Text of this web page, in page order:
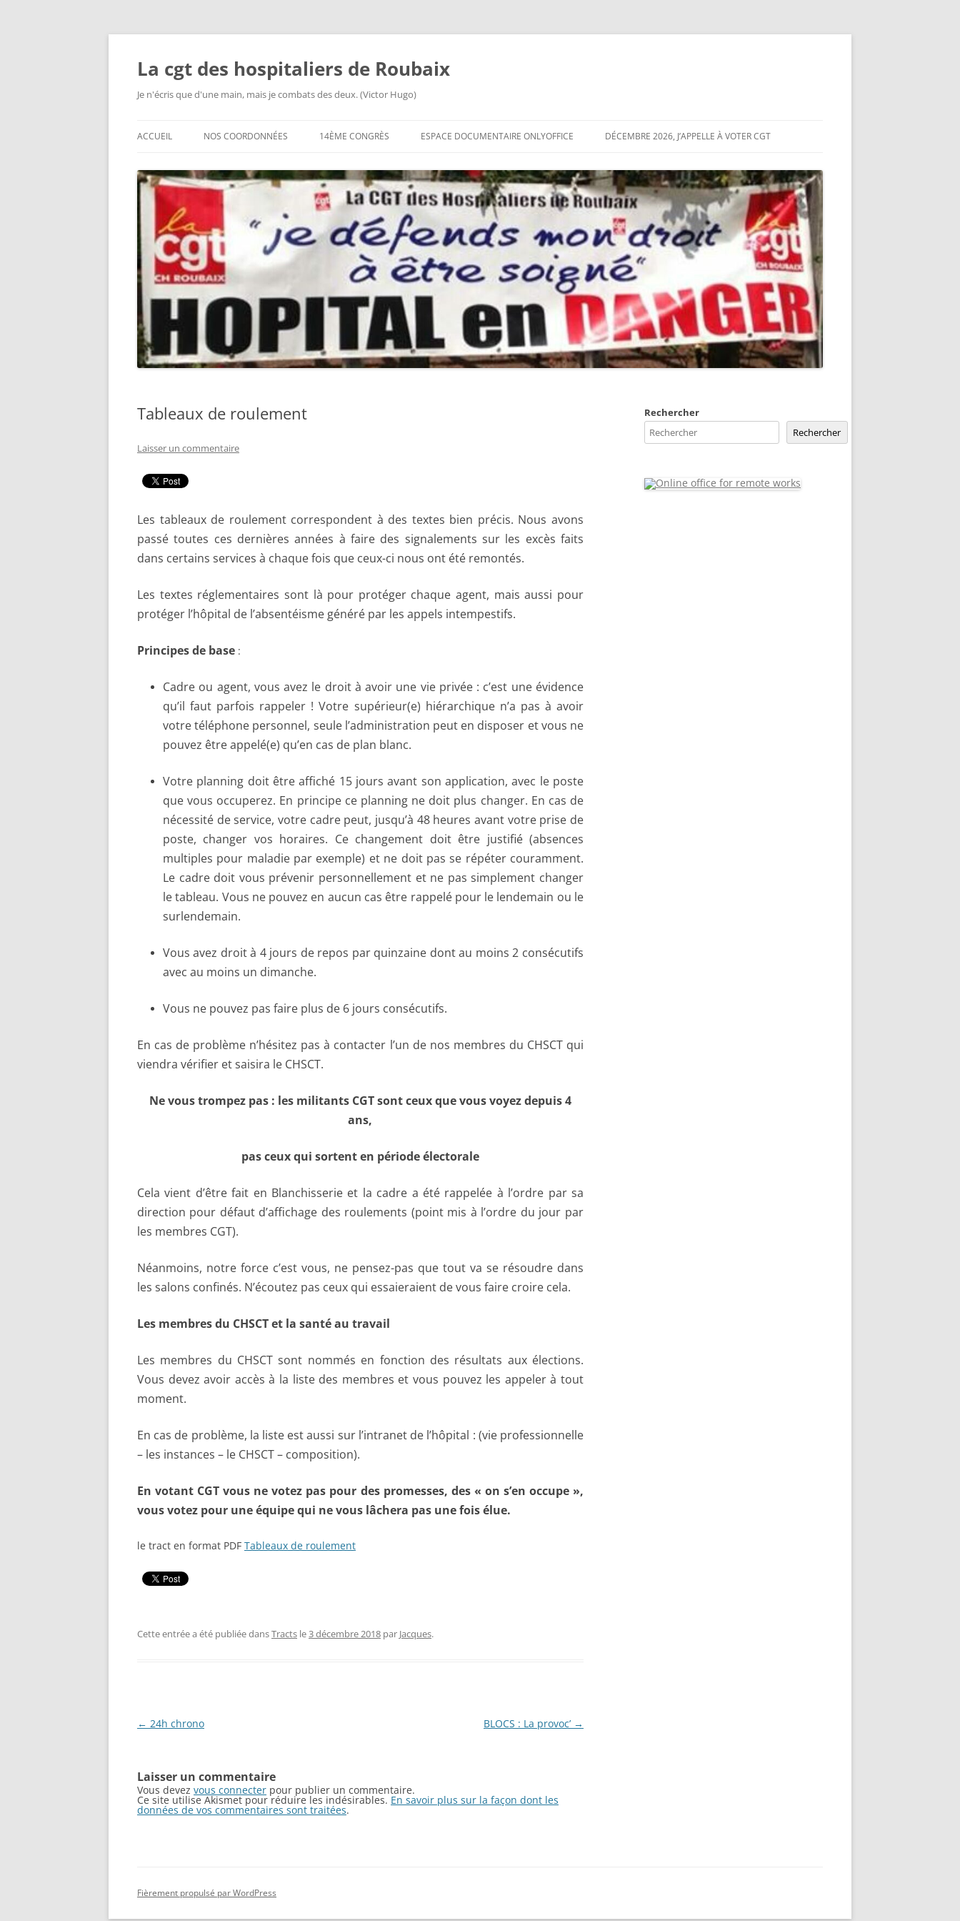
Aller
La cgt des hospitaliers de Roubaix
Je n'écris que d'une main, mais je combats des deux. (Victor Hugo)
ACCUEIL NOS COORDONNÉES 14ÈME CONGRÈS
CONGRÈS
14ÈME CONGRÈS
QUESTIONNAIRES EN LIGNE
14ÈME CONGRÈS FICHE DE
RENSEIGNEMENTS
14ÈME CONGRÈS INVITATION
RAPPORT D’ACTIVITÉ
DOCUMENT D’ORIENTATIONS
DÉFINITIF VOTÉ ET AMENDÉ AU
VOTÉS AU 14ÈME CONGRÈS
ESPACE DOCUMENTAIRE ONLYOFFICE DÉCEMBRE 2026, J’APPELLE À VOTER CGT
Tableaux de roulement
Laisser un commentaire
Les tableaux de roulement correspondent à des textes bien précis. Nous avons
passé toutes ces dernières années à faire des signalements sur les excès faits
dans certains services à chaque fois que ceux-ci nous ont été remontés.
Les textes réglementaires sont là pour protéger chaque agent, mais aussi pour
protéger l’hôpital de l’absentéisme généré par les appels intempestifs.
Principes de base :
Cadre ou agent, vous avez le droit à avoir une vie privée : c’est une évidence
qu’il faut parfois rappeler ! Votre supérieur(e) hiérarchique n’a pas à avoir
votre téléphone personnel, seule l’administration peut en disposer et vous ne
pouvez être appelé(e) qu’en cas de plan blanc.
Votre planning doit être affiché 15 jours avant son application, avec le poste
que vous occuperez. En principe ce planning ne doit plus changer. En cas de
nécessité de service, votre cadre peut, jusqu’à 48 heures avant votre prise de
poste, changer vos horaires. Ce changement doit être justifié (absences
multiples pour maladie par exemple) et ne doit pas se répéter couramment.
Le cadre doit vous prévenir personnellement et ne pas simplement changer
le tableau. Vous ne pouvez en aucun cas être rappelé pour le lendemain ou le
surlendemain.
Vous avez droit à 4 jours de repos par quinzaine dont au moins 2 consécutifs
avec au moins un dimanche.
Vous ne pouvez pas faire plus de 6 jours consécutifs.
En cas de problème n’hésitez pas à contacter l’un de nos membres du CHSCT qui
viendra vérifier et saisira le CHSCT.
Ne vous trompez pas : les militants CGT sont ceux que vous voyez depuis 4
ans,
pas ceux qui sortent en période électorale
Cela vient d’être fait en Blanchisserie et la cadre a été rappelée à l’ordre par sa
direction pour défaut d’affichage des roulements (point mis à l’ordre du jour par
les membres CGT).
Néanmoins, notre force c’est vous, ne pensez-pas que tout va se résoudre dans
les salons confinés. N’écoutez pas ceux qui essaieraient de vous faire croire cela.
Les membres du CHSCT et la santé au travail
Les membres du CHSCT sont nommés en fonction des résultats aux élections.
Vous devez avoir accès à la liste des membres et vous pouvez les appeler à tout
moment.
En cas de problème, la liste est aussi sur l’intranet de l’hôpital : (vie professionnelle
– les instances – le CHSCT – composition).
En votant CGT vous ne votez pas pour des promesses, des « on s’en occupe »,
vous votez pour une équipe qui ne vous lâchera pas une fois élue.
le tract en format PDF Tableaux de roulement
Cette entrée a été publiée dansTracts le3 décembre 2018 par Jacques.
Navigation
← 24h chrono BLOCS : La provoc’ →
Laisser un commentaire
Vous devez vous connecter pour publier un commentaire.
Ce site utilise Akismet pour réduire les indésirables. En savoir plus sur la façon dont les
données de vos commentaires sont traitées.
Rechercher
Rechercher
Fièrement propulsé par WordPress